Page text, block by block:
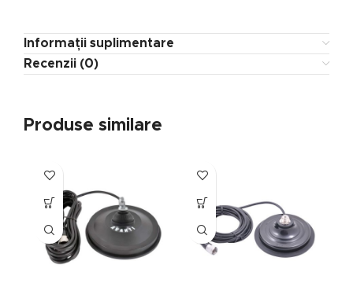
Informații suplimentare
Recenzii (0)
Produse similare